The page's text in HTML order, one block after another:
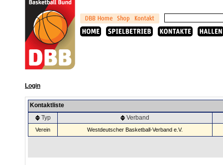
Login
Kontaktliste
Typ
Verband
Verein Westdeutscher Basketball-Verband e.V.